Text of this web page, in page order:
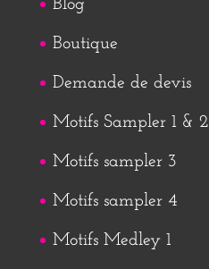
Blog
Boutique
Demande de devis
Motifs Sampler 1 & 2
Motifs sampler 3
Motifs sampler 4
Motifs Medley 1